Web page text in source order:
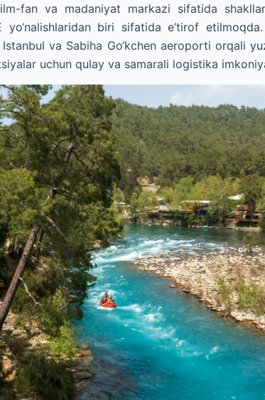
fan va madaniyat markazi sifatida
yo‘nalishlaridan biri sifatida e’tirof
va Sabiha Go‘kchen aeroporti orqali
uchun qulay va samarali logistika